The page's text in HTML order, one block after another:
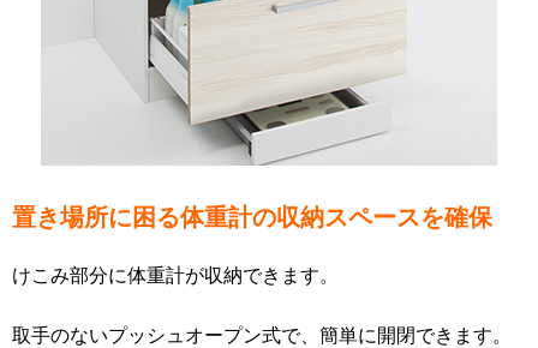
置き場所に困る体重計の収納スペースを確保
けこみ部分に体重計が収納できます。
取手のないプッシュオープン式で、簡単に開閉できます。